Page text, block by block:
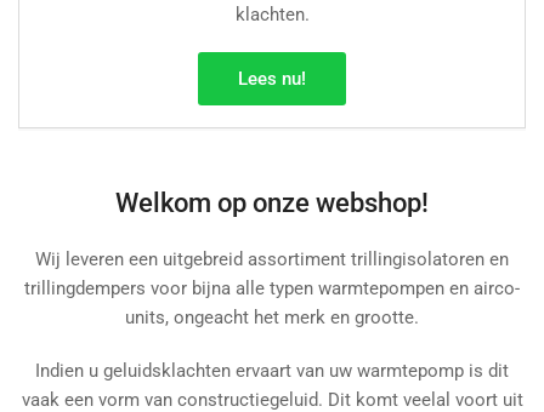
klachten.
Lees nu!
Welkom op onze webshop!
Wij leveren een uitgebreid assortiment trillingisolatoren en
trillingdempers voor bijna alle typen warmtepompen en airco-
units, ongeacht het merk en grootte.
Indien u geluidsklachten ervaart van uw warmtepomp is dit
vaak een vorm van constructiegeluid. Dit komt veelal voort uit